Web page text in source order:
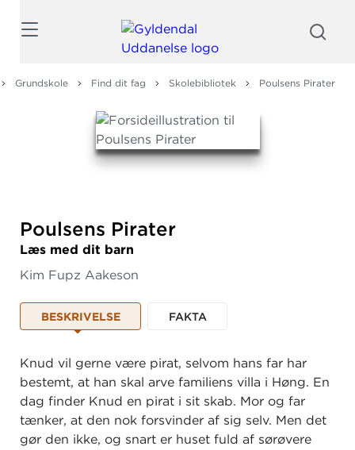
Grundskole Find dit fag Skolebibliotek Poulsens Pirater
Poulsens Pirater
Læs med dit barn
Kim Fupz Aakeson
BESKRIVELSE FAKTA
Knud vil gerne være pirat, selvom hans far har
bestemt, at han skal arve familiens villa i Høng. En
dag finder Knud en pirat i sit skab. Mor og far
tænker, at den nok forsvinder af sig selv. Men det
gør den ikke, og snart er huset fuld af sørøvere